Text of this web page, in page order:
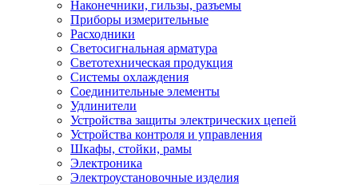
Наконечники, гильзы, разъемы
Приборы измерительные
Расходники
Светосигнальная арматура
Светотехническая продукция
Системы охлаждения
Соединительные элементы
Удлинители
Устройства защиты электрических цепей
Устройства контроля и управления
Шкафы, стойки, рамы
Электроника
Электроустановочные изделия